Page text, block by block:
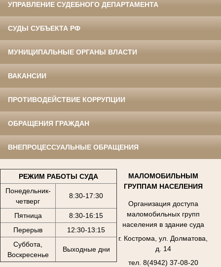
УПРАВЛЕНИЕ СУДЕБНОГО ДЕПАРТАМЕНТА
СУДЫ СУБЪЕКТА РФ
МУНИЦИПАЛЬНЫЕ ОРГАНЫ ВЛАСТИ
ВАКАНСИИ
ПРОТИВОДЕЙСТВИЕ КОРРУПЦИИ
ОБРАЩЕНИЯ ГРАЖДАН
ВНЕПРОЦЕССУАЛЬНЫЕ ОБРАЩЕНИЯ
РЕЖИМ РАБОТЫ СУДА
Понедельник-
четверг
8:30-17:30
Пятница
8:30-16:15
Перерыв
12:30-13:15
Суббота,
Воскресенье
Выходные дни
МАЛОМОБИЛЬНЫМ
ГРУППАМ НАСЕЛЕНИЯ
Организация доступа
маломобильных групп
населения в здание суда
г. Кострома, ул. Долматова,
д. 14
тел. 8(4942) 37-08-20